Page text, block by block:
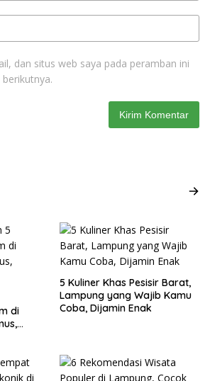
dan situs web saya pada peramban ini
di
5 Kuliner Khas Pesisir Barat,
Lampung yang Wajib Kamu
Coba, Dijamin Enak